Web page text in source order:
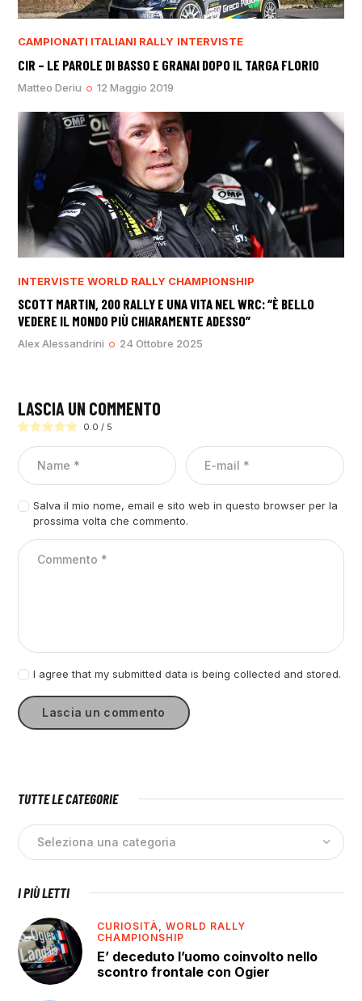
CAMPIONATI ITALIANI RALLY INTERVISTE
CIR – LE PAROLE DI BASSO E GRANAI DOPO IL TARGA FLORIO
Matteo Deriu 12 Maggio 2019
INTERVISTE WORLD RALLY CHAMPIONSHIP
SCOTT MARTIN, 200 RALLY E UNA VITA NEL WRC: “È BELLO
VEDERE IL MONDO PIÙ CHIARAMENTE ADESSO”
Alex Alessandrini 24 Ottobre 2025
LASCIA UN COMMENTO
0.0 / 5
Salva il mio nome, email e sito web in questo browser per la
prossima volta che commento.
I agree that my submitted data is being collected and stored.
TUTTE LE CATEGORIE
I PIÙ LETTI
CURIOSITÀ,WORLD RALLY
CHAMPIONSHIP
E’ deceduto l’uomo coinvolto nello
scontro frontale con Ogier